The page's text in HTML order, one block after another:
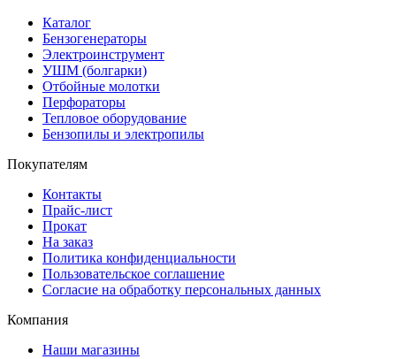
Каталог
Бензогенераторы
Электроинструмент
УШМ (болгарки)
Отбойные молотки
Перфораторы
Тепловое оборудование
Бензопилы и электропилы
Покупателям
Контакты
Прайс-лист
Прокат
На заказ
Политика конфиденциальности
Пользовательское соглашение
Согласие на обработку персональных данных
Компания
Наши магазины